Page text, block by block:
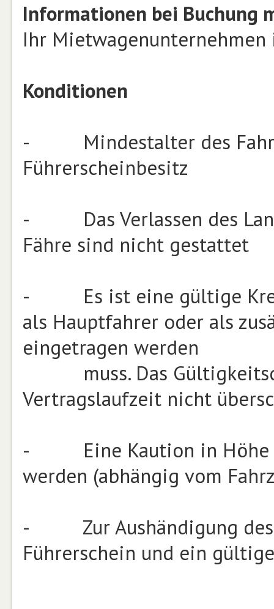
Informationen bei Buchung
Ihr
Konditionen
- Mindestalter des
Führerscheinbesitz
- Das Verlassen des
Fähre sind nicht gestattet
- Es ist eine gültige
als Hauptfahrer oder als
eingetragen werden
muss. Das
Vertragslaufzeit nicht
- Eine Kaution in Höhe
werden (abhängig vom
- Zur Aushändigung des
Führerschein und ein